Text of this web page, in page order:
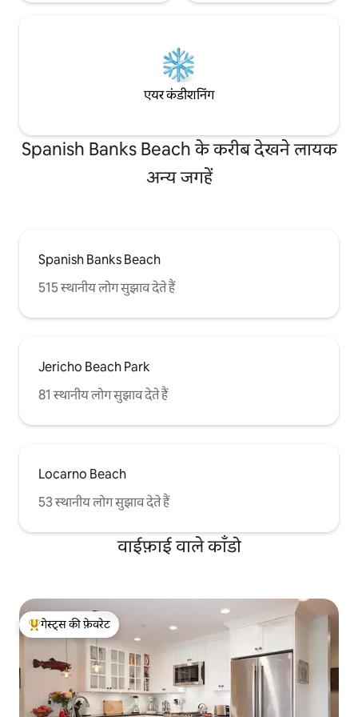
एयर कंडीशनिंग
Spanish Banks Beach के करीब देखने लायक
अन्य जगहें
Spanish Banks Beach
515 स्थानीय लोग सुझाव देते हैं
Jericho Beach Park
81 स्थानीय लोग सुझाव देते हैं
Locarno Beach
53 स्थानीय लोग सुझाव देते हैं
वाईफ़ाई वाले काँडो
गेस्ट्स का टॉप फ़ेवरेट
गेस्ट्स की फ़ेवरेट